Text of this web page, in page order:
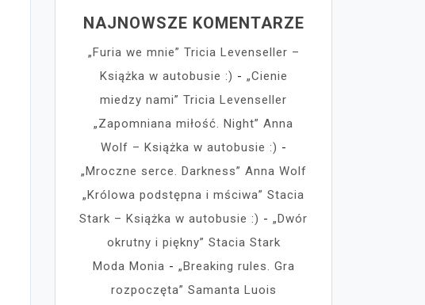
NAJNOWSZE KOMENTARZE
„Furia we mnie” Tricia Levenseller –
Książka w autobusie :) - „Cienie
miedzy nami” Tricia Levenseller
„Zapomniana miłość. Night” Anna
Wolf – Książka w autobusie :) -
„Mroczne serce. Darkness” Anna Wolf
„Królowa podstępna i mściwa” Stacia
Stark – Książka w autobusie :) - „Dwór
okrutny i piękny” Stacia Stark
Moda Monia - „Breaking rules. Gra
rozpoczęta” Samanta Luois